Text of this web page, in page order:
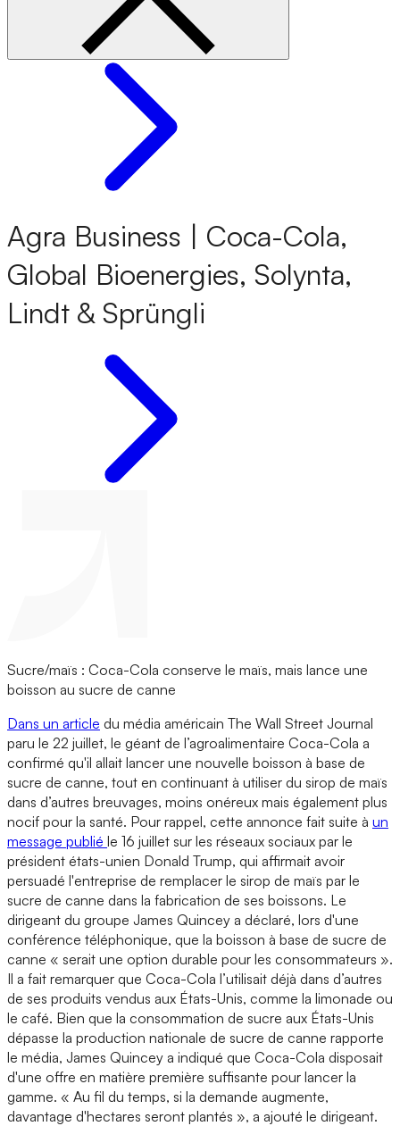
Agra Business | Coca-Cola,
Global Bioenergies, Solynta,
Lindt & Sprüngli
Sucre/maïs : Coca-Cola conserve le maïs, mais lance une
boisson au sucre de canne
Dans un article du média américain The Wall Street Journal
paru le 22 juillet, le géant de l’agroalimentaire Coca-Cola a
confirmé qu'il allait lancer une nouvelle boisson à base de
sucre de canne, tout en continuant à utiliser du sirop de maïs
dans d’autres breuvages, moins onéreux mais également plus
nocif pour la santé. Pour rappel, cette annonce fait suite à un
message publié le 16 juillet sur les réseaux sociaux par le
président états-unien Donald Trump, qui affirmait avoir
persuadé l'entreprise de remplacer le sirop de maïs par le
sucre de canne dans la fabrication de ses boissons. Le
dirigeant du groupe James Quincey a déclaré, lors d'une
conférence téléphonique, que la boisson à base de sucre de
canne « serait une option durable pour les consommateurs ».
Il a fait remarquer que Coca-Cola l’utilisait déjà dans d’autres
de ses produits vendus aux États-Unis, comme la limonade ou
le café. Bien que la consommation de sucre aux États-Unis
dépasse la production nationale de sucre de canne rapporte
le média, James Quincey a indiqué que Coca-Cola disposait
d'une offre en matière première suffisante pour lancer la
gamme. « Au fil du temps, si la demande augmente,
davantage d'hectares seront plantés », a ajouté le dirigeant.